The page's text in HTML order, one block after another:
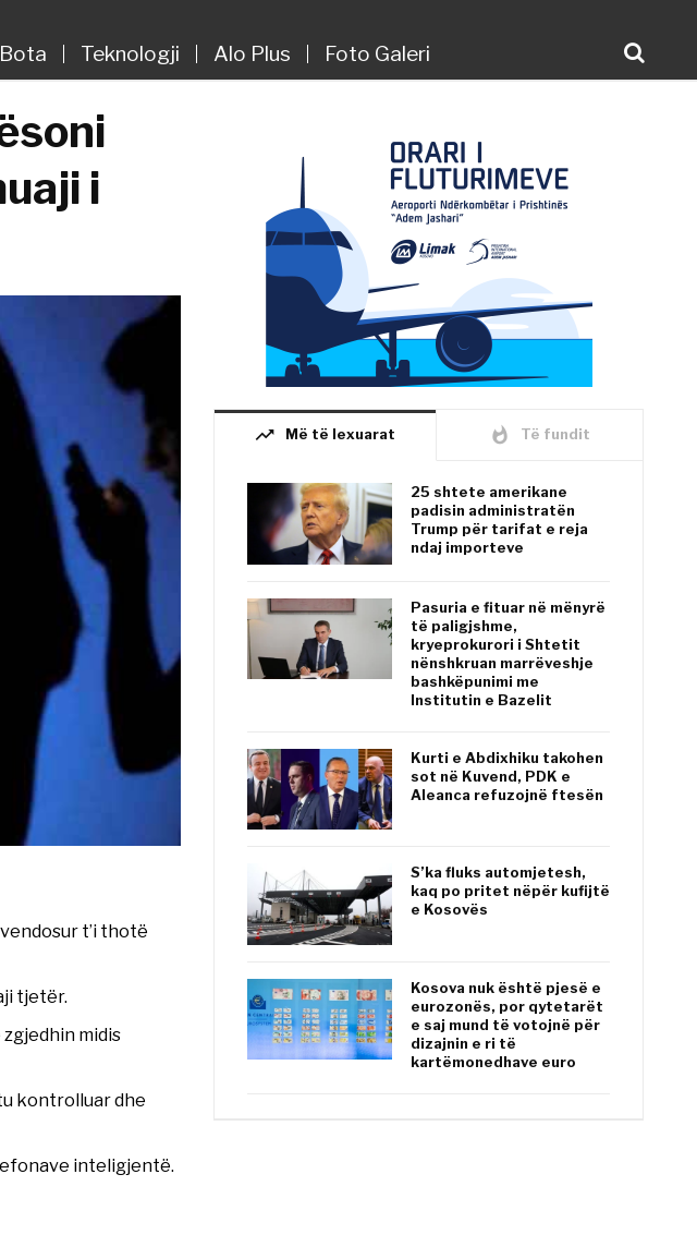
Bota Teknologji Alo Plus Foto Galeri
i
t’i thotë
tjetër.
midis
kontrolluar dhe
inteligjentë.
trending_up Më të lexuarat whatshot Të fundit
25 shtete amerikane
padisin administratën
Trump për tarifat e reja
ndaj importeve
Pasuria e fituar në mënyrë
të paligjshme,
kryeprokurori i Shtetit
nënshkruan marrëveshje
bashkëpunimi me
Institutin e Bazelit
Kurti e Abdixhiku takohen
sot në Kuvend, PDK e
Aleanca refuzojnë ftesën
S’ka fluks automjetesh,
kaq po pritet nëpër kufijtë
e Kosovës
Kosova nuk është pjesë e
eurozonës, por qytetarët
e saj mund të votojnë për
dizajnin e ri të
kartëmonedhave euro